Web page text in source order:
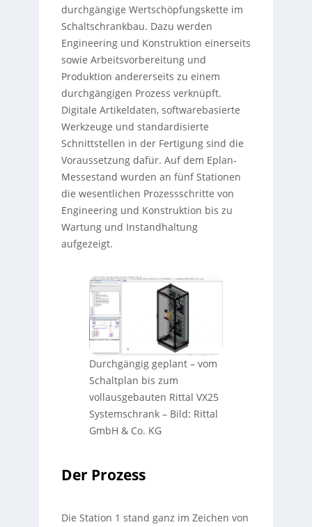
durchgängige Wertschöpfungskette im
Schaltschrankbau. Dazu werden
Engineering und Konstruktion einerseits
sowie Arbeitsvorbereitung und
Produktion andererseits zu einem
durchgängigen Prozess verknüpft.
Digitale Artikeldaten, softwarebasierte
Werkzeuge und standardisierte
Schnittstellen in der Fertigung sind die
Voraussetzung dafür. Auf dem Eplan-
Messestand wurden an fünf Stationen
die wesentlichen Prozessschritte von
Engineering und Konstruktion bis zu
Wartung und Instandhaltung
aufgezeigt.
Durchgängig geplant – vom
Schaltplan bis zum
vollausgebauten Rittal VX25
Systemschrank– Bild: Rittal
GmbH & Co. KG
Der Prozess
Die Station 1 stand ganz im Zeichen von